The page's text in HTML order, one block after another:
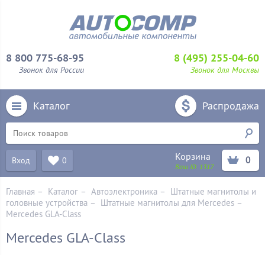
8 800 775-68-95
Звонок для России
8 (495) 255-04-60
Звонок для Москвы
Каталог Распродажа
Вход 0 Корзина
Ваш ID: 1317
0
Главная – Каталог – Автоэлектроника – Штатные магнитолы и
головные устройства – Штатные магнитолы для Mercedes –
Mercedes GLA-Class
Mercedes GLA-Class